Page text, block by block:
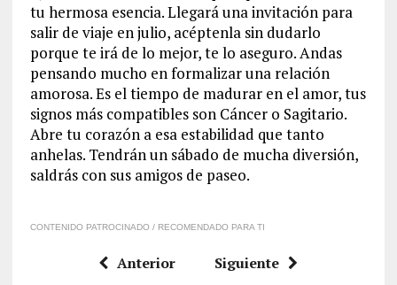
tu hermosa esencia. Llegará una invitación para
salir de viaje en julio, acéptenla sin dudarlo
porque te irá de lo mejor, te lo aseguro. Andas
pensando mucho en formalizar una relación
amorosa. Es el tiempo de madurar en el amor, tus
signos más compatibles son Cáncer o Sagitario.
Abre tu corazón a esa estabilidad que tanto
anhelas. Tendrán un sábado de mucha diversión,
saldrás con sus amigos de paseo.
CONTENIDO PATROCINADO / RECOMENDADO PARA TI
Anterior Siguiente